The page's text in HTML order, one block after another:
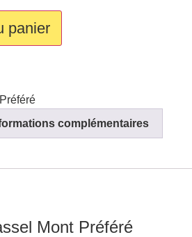
panier
complémentaires
Mont Préféré